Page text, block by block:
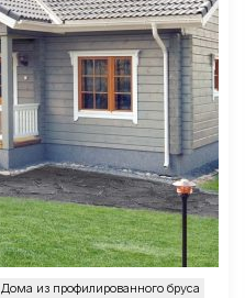
Дома из профилированного бруса